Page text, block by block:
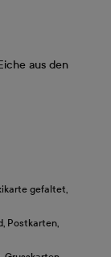
aus den
gefaltet,
Postkarten,